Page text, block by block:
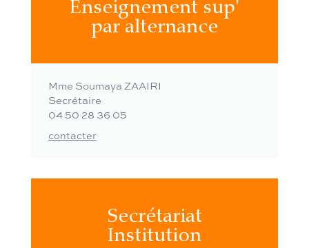
Enseignement sup'
par alternance
Mme Soumaya ZAAIRI
Secrétaire
04 50 28 36 05
contacter
Secrétariat
Institution